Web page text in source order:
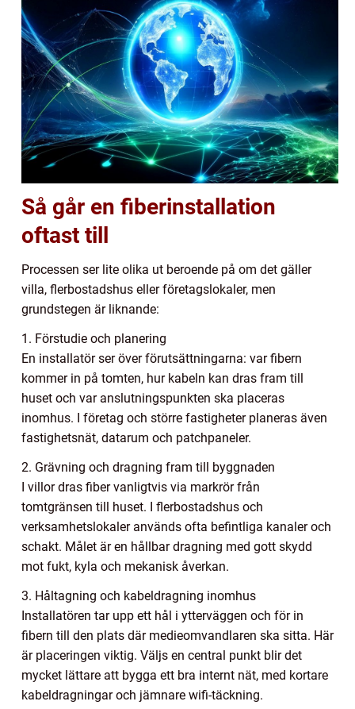
Så går en fiberinstallation
oftast till
Processen ser lite olika ut beroende på om det gäller
villa, flerbostadshus eller företagslokaler, men
grundstegen är liknande:
1. Förstudie och planering
En installatör ser över förutsättningarna: var fibern
kommer in på tomten, hur kabeln kan dras fram till
huset och var anslutningspunkten ska placeras
inomhus. I företag och större fastigheter planeras även
fastighetsnät, datarum och patchpaneler.
2. Grävning och dragning fram till byggnaden
I villor dras fiber vanligtvis via markrör från
tomtgränsen till huset. I flerbostadshus och
verksamhetslokaler används ofta befintliga kanaler och
schakt. Målet är en hållbar dragning med gott skydd
mot fukt, kyla och mekanisk åverkan.
3. Håltagning och kabeldragning inomhus
Installatören tar upp ett hål i ytterväggen och för in
fibern till den plats där medieomvandlaren ska sitta. Här
är placeringen viktig. Väljs en central punkt blir det
mycket lättare att bygga ett bra internt nät, med kortare
kabeldragningar och jämnare wifi-täckning.